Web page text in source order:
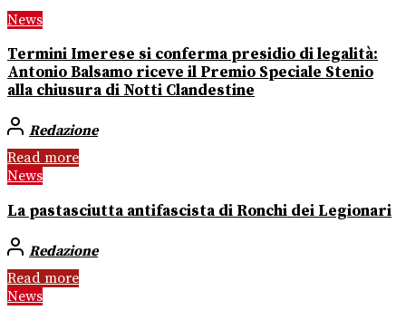
News
Termini Imerese si conferma presidio di legalità:
Antonio Balsamo riceve il Premio Speciale Stenio
alla chiusura di Notti Clandestine
Redazione
Read more
News
La pastasciutta antifascista di Ronchi dei Legionari
Redazione
Read more
News